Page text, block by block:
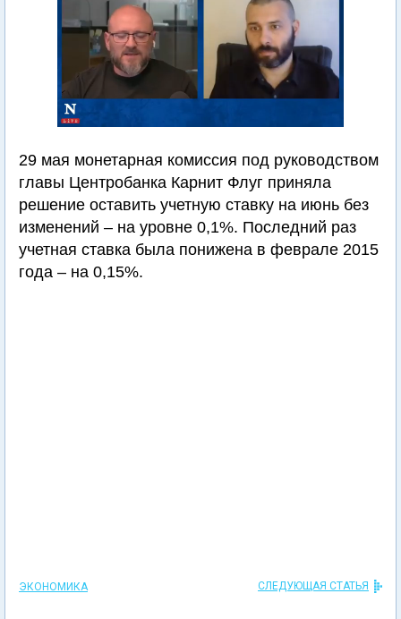
29 мая монетарная комиссия под руководством
главы Центробанка Карнит Флуг приняла
решение оставить учетную ставку на июнь без
изменений – на уровне 0,1%. Последний раз
учетная ставка была понижена в феврале 2015
года – на 0,15%.
ЭКОНОМИКА СЛЕДУЮЩАЯ СТАТЬЯ